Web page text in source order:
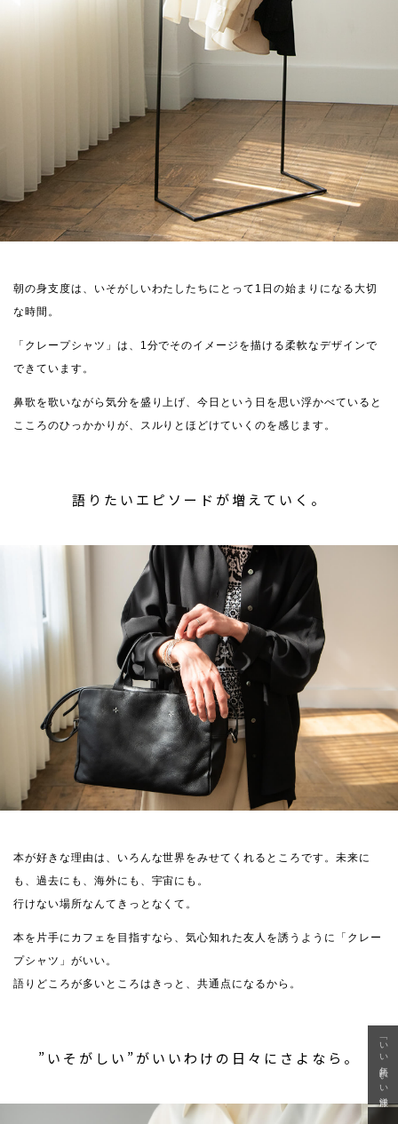
朝の身支度は、いそがしいわたしたちにとって1日の始まりになる大切
な時間。
「クレープシャツ」は、1分でそのイメージを描ける柔軟なデザインで
できています。
鼻歌を歌いながら気分を盛り上げ、今日という日を思い浮かべていると
こころのひっかかりが、スルりとほどけていくのを感じます。
語りたいエピソードが増えていく。
本が好きな理由は、いろんな世界をみせてくれるところです。未来に
も、過去にも、海外にも、宇宙にも。
行けない場所なんてきっとなくて。
本を片手にカフェを目指すなら、気心知れた友人を誘うように「クレー
プシャツ」がいい。
語りどころが多いところはきっと、共通点になるから。
”いそがしい”がいいわけの日々にさよなら。 「いい年齢 いい洋服」